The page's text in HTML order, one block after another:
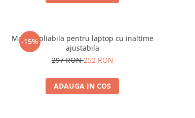
-15%
Masuta pliabila pentru laptop cu inaltime
ajustabila
297 RON252 RON
ADAUGA IN COS